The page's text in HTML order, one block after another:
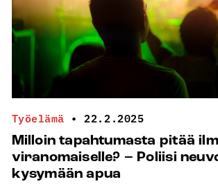
oikein
Työelämä • 22.2.2025
Milloin tapahtumasta pitää
viranomaiselle? – Poliisi
kysymään apua